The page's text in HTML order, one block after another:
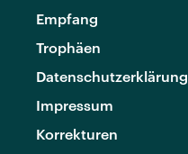
Empfang
Trophäen
Datenschutzerklärung
Impressum
Korrekturen